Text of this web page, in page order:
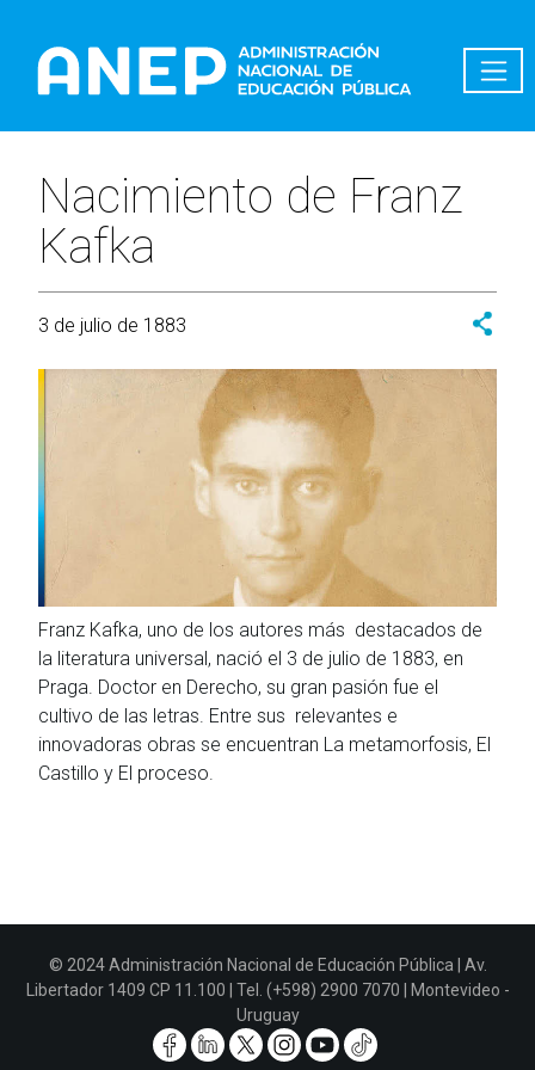
Nacimiento de Franz
Kafka
3 de julio de 1883
Franz Kafka, uno de los autores más destacados de
la literatura universal, nació el 3 de julio de 1883, en
Praga. Doctor en Derecho, su gran pasión fue el
cultivo de las letras. Entre sus relevantes e
innovadoras obras se encuentran La metamorfosis, El
Castillo y El proceso.
© 2024 Administración Nacional de Educación Pública | Av.
Libertador 1409 CP 11.100 | Tel. (+598) 2900 7070 | Montevideo -
Uruguay